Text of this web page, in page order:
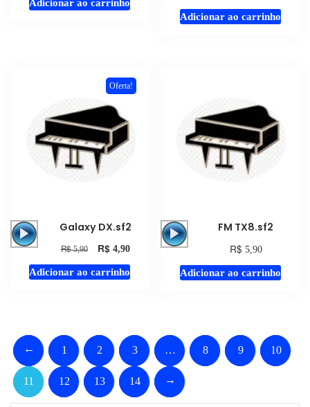
Adicionar ao carrinho
Adicionar ao carrinho
Oferta!
Tocador
áudio
Galaxy DX.sf2
R$5,90 R$4,90
Adicionar ao carrinho
Tocador
áudio
FM TX8.sf2
R$ 5,90
Adicionar ao carrinho
← 1 2 3 … 8 9 10
11 12 13 14 →